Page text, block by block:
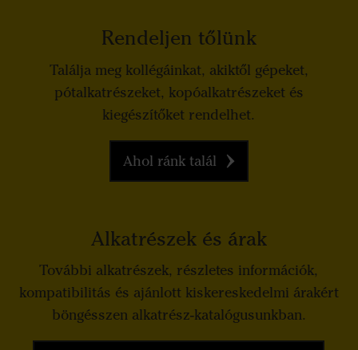
Rendeljen tőlünk
Találja meg kollégáinkat, akiktől gépeket,
pótalkatrészeket, kopóalkatrészeket és
kiegészítőket rendelhet.
Ahol ránk talál
Alkatrészek és árak
További alkatrészek, részletes információk,
kompatibilitás és ajánlott kiskereskedelmi árakért
böngésszen alkatrész-katalógusunkban.